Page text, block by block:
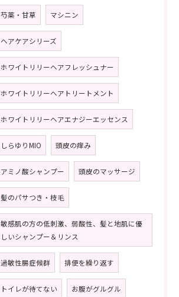
芍薬・甘草 マシニン
ヘアケアシリーズ
ホワイトリリーヘアフレッシュナー
ホワイトリリーヘアトリートメント
ホワイトリリーヘアエナジーエッセンス
しらゆりMIO 頭皮の痒み
アミノ酸シャンプー 頭皮のマッサージ
髪のパサつき・枝毛
敏感肌の方の低刺激、弱酸性、髪と地肌に優
しいシャンプー＆リンス
過敏性腸症候群 排便を繰り返す
トイレが待てない お腹がグルグル